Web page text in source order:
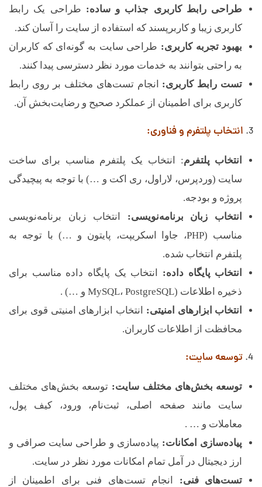
طراحی رابط کاربری جذاب و ساده: طراحی یک رابط
کاربری زیبا و کاربرپسند که استفاده از سایت را آسان کند.
بهبود تجربه کاربری: طراحی سایت به گونه‌ای که کاربران
به راحتی بتوانند به خدمات مورد نظر دسترسی پیدا کنند.
تست رابط کاربری: انجام تست‌های مختلف بر روی رابط
کاربری برای اطمینان از عملکرد صحیح و رضایت‌بخش آن.
انتخاب پلتفرم و فناوری:
انتخاب پلتفرم: انتخاب یک پلتفرم مناسب برای ساخت
سایت (وردپرس، لاراول، ری اکت و …) با توجه به پیچیدگی
پروژه و بودجه.
انتخاب زبان برنامه‌نویسی:
انتخاب زبان برنامه‌نویسی
مناسب (PHP، جاوا اسکریپت، پایتون و …) با توجه به
پلتفرم انتخاب شده.
انتخاب پایگاه داده: انتخاب یک پایگاه داده مناسب برای
ذخیره اطلاعات (MySQL، PostgreSQL و …) .
انتخاب ابزارهای امنیتی:
انتخاب ابزارهای امنیتی قوی برای
محافظت از اطلاعات کاربران.
توسعه سایت:
توسعه بخش‌های مختلف سایت: توسعه بخش‌های مختلف
سایت مانند صفحه اصلی، ثبت‌نام، ورود، کیف پول،
معاملات و … .
پیاده‌سازی امکانات: پیاده‌سازی و طراحی سایت صرافی و
ارز دیجیتال در آمل تمام امکانات مورد نظر در سایت.
تست‌های فنی: انجام تست‌های فنی برای اطمینان از